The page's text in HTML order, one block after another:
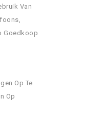
Van
Goedkoop
Op Te
Op